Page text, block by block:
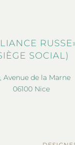
SOCIAL)
Avenue de la Marne
06100 Nice